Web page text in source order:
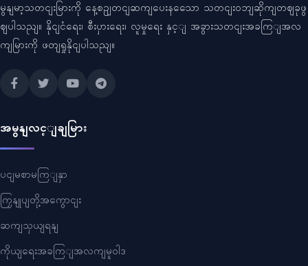
မွနျမာ့သတငျးမြားကို နေ့စဥျတငျဆကျပေးနသေော သတငျးဝဘျဆိုကျတဈခုဖွ
ဈပါသညျ။ နိုငျငံရေး၊ စီးပှားရေး၊ လူမှုရေး နှင့ျ အခွားသတငျးအခကြျအလ
ကျမြားကို ဖတျရှုနိုငျပါသညျ။
အမွနျလင့ျချမြား
ပငျမစာမကြျနှာ
ကြှနျုပျတို့အကွောငျး
ဆကျသှယျရနျ
ကိုယျရေးအခကြျအလကျမူဝါဒ